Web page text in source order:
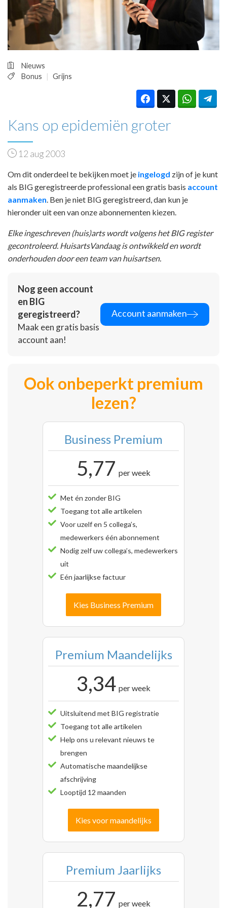
PRAKTIJKZAKEN
TARIEVEN
VPHUISARTSEN
INLOGGEN
Nieuws
Bonus
Grijns
Kans op epidemiën groter
12 aug 2003
Om dit onderdeel te bekijken moet je ingelogd zijn of je kunt
als BIG geregistreerde professional een gratis basis account
aanmaken . Ben je niet BIG geregistreerd, dan kun je
hieronder uit een van onze abonnementen kiezen.
Elke ingeschreven (huis)arts wordt volgens het BIG register
gecontroleerd. HuisartsVandaag is ontwikkeld en wordt
onderhouden door een team van huisartsen.
Nog geen account
en BIG
geregistreerd?
Maak een gratis basis
account aan!
Account aanmaken
Ook onbeperkt premium
lezen?
Business Premium
5,77 per week
Met én zonder BIG
Toegang tot alle artikelen
Voor uzelf en 5 collega’s,
medewerkers één abonnement
Nodig zelf uw collega’s, medewerkers
uit
Eén jaarlijkse factuur
Kies Business Premium
Premium Maandelijks
3,34 per week
Uitsluitend met BIG registratie
Toegang tot alle artikelen
Help ons u relevant nieuws te
brengen
Automatische maandelijkse
afschrijving
Looptijd 12 maanden
Kies voor maandelijks
Premium Jaarlijks
2,77 per week